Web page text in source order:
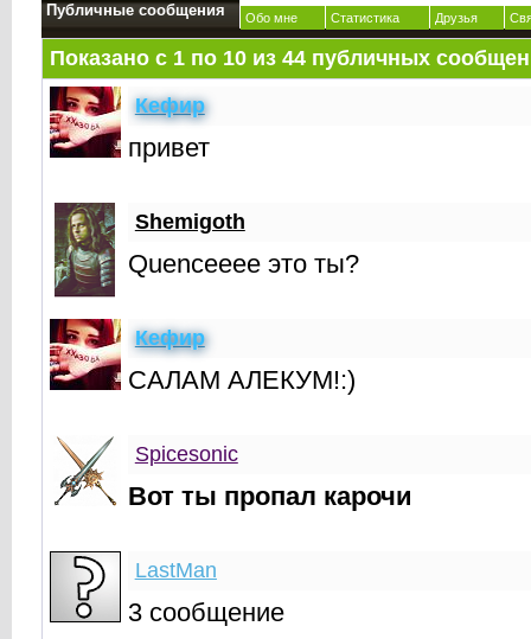
Публичные сообщения Обо мне Статистика Друзья
Показано с 1 по 10из 44публичных
Кефир
привет
Shemigoth
Quenceeee это ты?
Кефир
САЛАМ АЛЕКУМ!:)
Spicesonic
Вот ты пропал карочи
LastMan
3 сообщение